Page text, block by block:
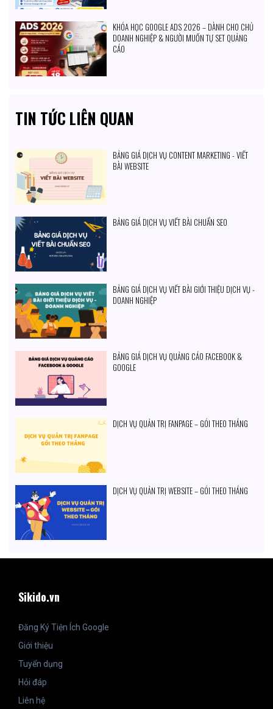
KHÓA HỌC GOOGLE ADS 2026 – DÀNH CHO CHỦ
DOANH NGHIỆP & NGƯỜI MUỐN TỰ SET QUẢNG
CÁO
TIN TỨC LIÊN QUAN
BẢNG GIÁ DỊCH VỤ CONTENT MARKETING - VIẾT
BÀI WEBSITE
BẢNG GIÁ DỊCH VỤ VIẾT BÀI CHUẨN SEO
BẢNG GIÁ DỊCH VỤ VIẾT BÀI GIỚI THIỆU DỊCH VỤ -
DOANH NGHIỆP
BẢNG GIÁ DỊCH VỤ QUẢNG CÁO FACEBOOK &
GOOGLE
DỊCH VỤ QUẢN TRỊ FANPAGE – GÓI THEO THÁNG
DỊCH VỤ QUẢN TRỊ WEBSITE – GÓI THEO THÁNG
Sikido.vn
Đăng Ký Tiện Ích Google
Giới thiệu
Tuyển dụng
Hỏi đáp
Liên hệ